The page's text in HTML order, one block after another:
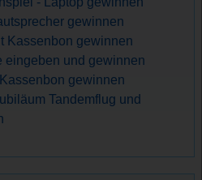
gewinnen
Kassenbon gewinnen
eingeben und gewinnen
gewinnen
Tandemflug und